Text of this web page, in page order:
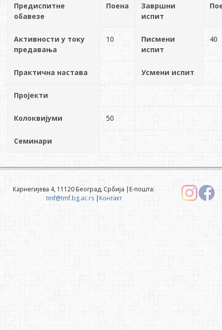
Предиспитне
обавезе
Поена
Завршни
испит
Активности у току
предавања
10
Писмени
испит
40
Практична настава Усмени испит
Пројекти
Колоквијуми 50
Семинари
Карнегијева 4, 11120 Београд, Србија |Е-пошта:
tmf@tmf.bg.ac.rs| Контакт